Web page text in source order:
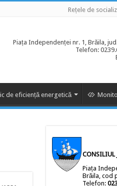
Rețele de
Piața Independenței nr. 1, Brăila,
Telefon:
de eficiență energetică
CONSILIUL
Piața
Brăila, cod
Telefon: